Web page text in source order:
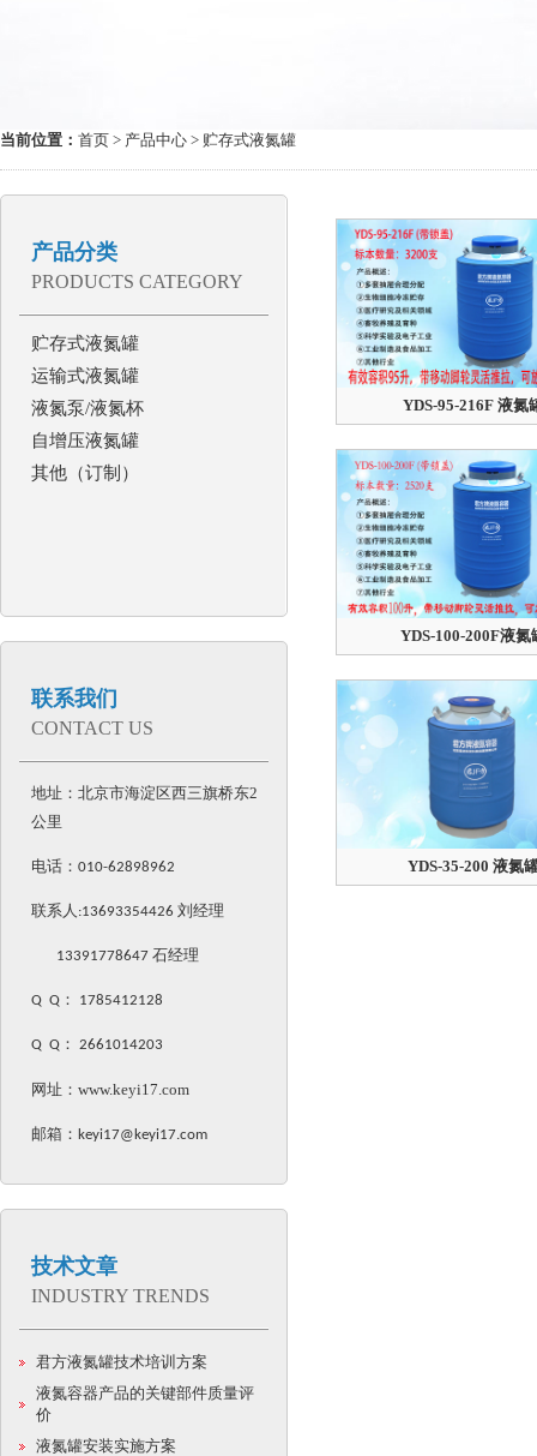
当前位置： 首页 > 产品中心 > 贮存式液氮罐
产品分类
PRODUCTS CATEGORY
贮存式液氮罐
运输式液氮罐
液氮泵/液氮杯
自增压液氮罐
其他（订制）
联系我们
CONTACT US
地址：北京市海淀区西三旗桥东2
公里
电话： 010-62898962
联系人:13693354426 刘经理
13391778647 石经理
Q Q ： 1785412128
Q Q ： 2661014203
网址： www.keyi17.com
邮箱： keyi17@keyi17.com
技术文章
INDUSTRY TRENDS
君方液氮罐技术培训方案
液氮容器产品的关键部件质量评
价
液氮罐安装实施方案
YDS-95-216F 液氮
YDS-100-200F液氮
YDS-35-200 液氮